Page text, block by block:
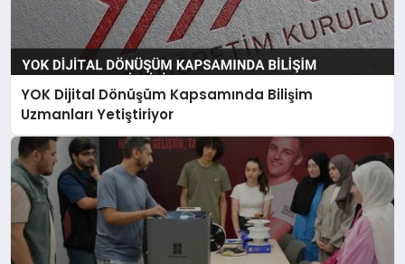
YOK Dijital Dönüşüm Kapsamında Bilişim
Uzmanları Yetiştiriyor